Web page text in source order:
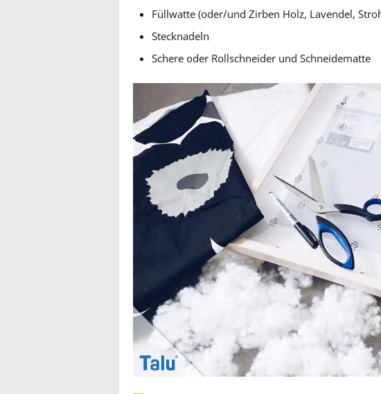
Füllwatte (oder/und Zirben Holz, Lavendel,
Stecknadeln
Schere oder Rollschneider und Schneidematte